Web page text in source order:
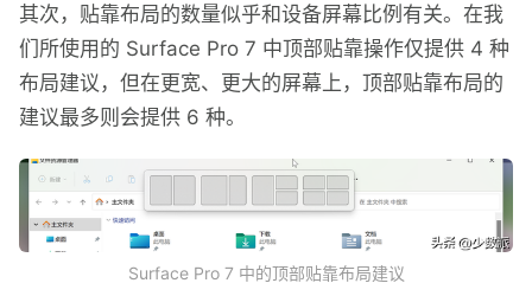
其次，贴靠布局的数量似乎和设备屏幕比例有关。在我
们所使用的 Surface Pro 7 中顶部贴靠操作仅提供 4 种
布局建议，但在更宽、更大的屏幕上，顶部贴靠布局的
建议最多则会提供 6 种。
Surface Pro 7 中的顶部贴靠布局建议